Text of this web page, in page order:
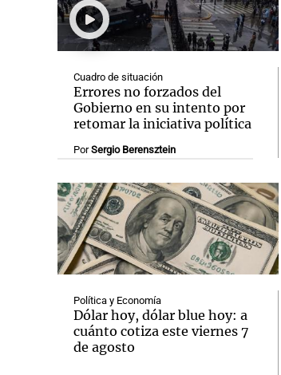
Cuadro de situación
Errores no forzados del
Gobierno en su intento por
retomar la iniciativa política
PorSergio Berensztein
Política y Economía
Dólar hoy, dólar blue hoy: a
cuánto cotiza este viernes 7
de agosto
Notas
Mundial 2026